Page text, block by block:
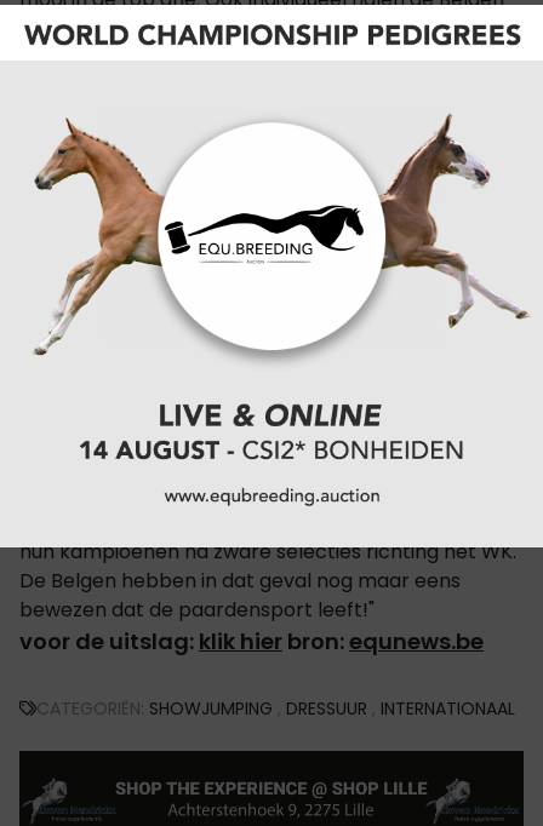
de top drie. Caroline Van der Heyden scoort als
beste Belg op de 23ste stek. Haar vijfde plaats in de
bij. Voormalig wereldkampioene Leen Geysen volgt
op de 25ste plaats. "Het was moeilijk deze maal",
verklaart Leen Geysen. "Dat beetje geluk heb je nu
eenmaal nodig bij de studentenproeven. Wanneer je
volgens een knock-out systeem werkt is het niet
alleen de kwaliteit van de ruiter maar ook het geluk
van je loting die het eindresultaat zal bepalen.
Misschien was het resultaat iets minder als gehoopt,
toch was het een leuke ervaring en mogen we niet
bestuurslid Kristof Verlinden bevestigd dat het
resultaat zeker niet onderschat mag worden. "Veel
landen zenden hun beste ruiters, zo was Spanje hier
aanwezig met de helft van het Europees team
hun kampioenen na zware selecties richting het WK.
De Belgen hebben in dat geval nog maar eens
bewezen dat de paardensport leeft!"
voor de uitslag: klik hier bron:equnews.be
CATEGORIËN: SHOWJUMPING , DRESSUUR , INTERNATIONAAL